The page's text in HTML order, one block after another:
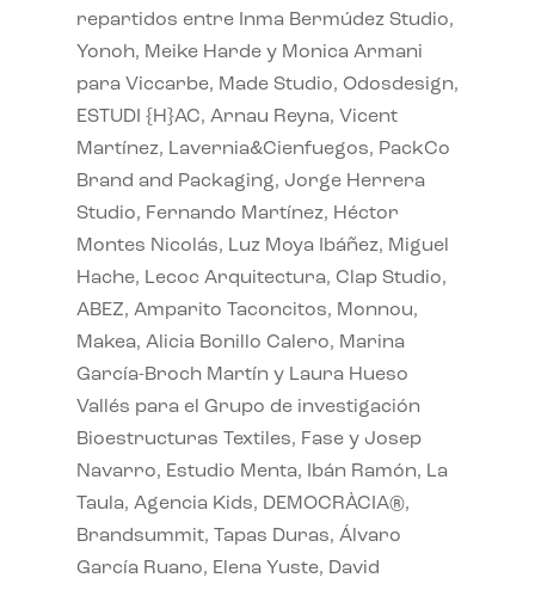
repartidos entre Inma Bermúdez Studio,
Yonoh, Meike Harde y Monica Armani
para Viccarbe, Made Studio, Odosdesign,
ESTUDI {H}AC, Arnau Reyna, Vicent
Martínez, Lavernia&Cienfuegos, PackCo
Brand and Packaging, Jorge Herrera
Studio, Fernando Martínez, Héctor
Montes Nicolás, Luz Moya Ibáñez, Miguel
Hache, Lecoc Arquitectura, Clap Studio,
ABEZ, Amparito Taconcitos, Monnou,
Makea, Alicia Bonillo Calero, Marina
García-Broch Martín y Laura Hueso
Vallés para el Grupo de investigación
Bioestructuras Textiles, Fase y Josep
Navarro, Estudio Menta, Ibán Ramón, La
Taula, Agencia Kids, DEMOCRÀCIA®,
Brandsummit, Tapas Duras, Álvaro
García Ruano, Elena Yuste, David